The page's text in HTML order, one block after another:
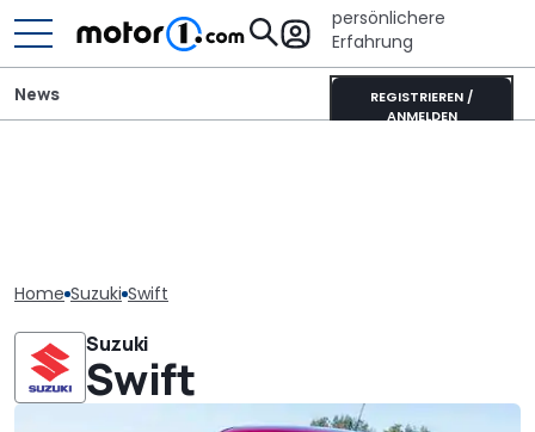
persönlichere
Erfahrung
REGISTRIEREN /
ANMELDEN
News
Home Suzuki Swift
Suzuki
Swift